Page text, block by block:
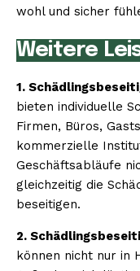
wohl und sicher
Weitere
1.
bieten individuelle
Firmen, Büros,
kommerzielle
Geschäftsabläufe
gleichzeitig die
beseitigen.
2.
können nicht nur in